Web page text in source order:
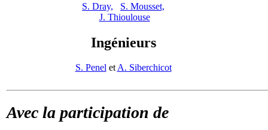
S. Dray,
S. Mousset,
J. Thioulouse
Ingénieurs
S. PeneletA. Siberchicot
Avec la participation de